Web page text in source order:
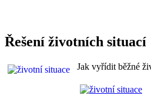
Řešení životních situací
Jak vyřídit běžné